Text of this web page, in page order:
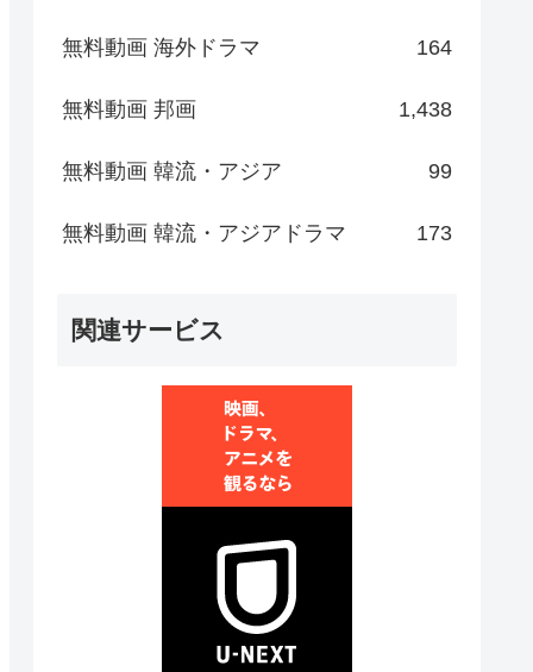
無料動画 海外ドラマ 164
無料動画 邦画 1,438
無料動画 韓流・アジア 99
無料動画 韓流・アジアドラマ 173
関連サービス